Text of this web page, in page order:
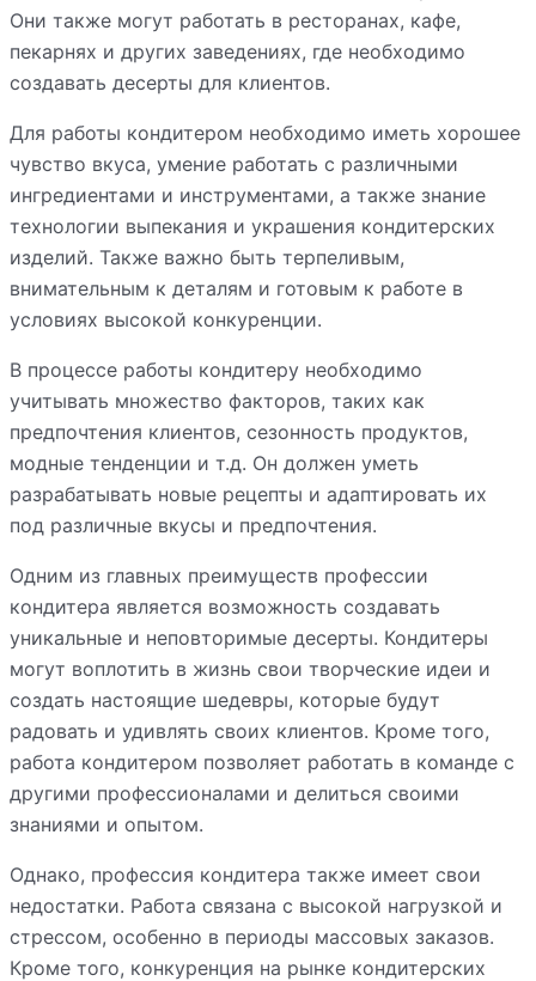
Они также могут работать в ресторанах, кафе,
пекарнях и других заведениях, где необходимо
создавать десерты для клиентов.
Для работы кондитером необходимо иметь хорошее
чувство вкуса, умение работать с различными
ингредиентами и инструментами, а также знание
технологии выпекания и украшения кондитерских
изделий. Также важно быть терпеливым,
внимательным к деталям и готовым к работе в
условиях высокой конкуренции.
В процессе работы кондитеру необходимо
учитывать множество факторов, таких как
предпочтения клиентов, сезонность продуктов,
модные тенденции и т.д. Он должен уметь
разрабатывать новые рецепты и адаптировать их
под различные вкусы и предпочтения.
Одним из главных преимуществ профессии
кондитера является возможность создавать
уникальные и неповторимые десерты. Кондитеры
могут воплотить в жизнь свои творческие идеи и
создать настоящие шедевры, которые будут
радовать и удивлять своих клиентов. Кроме того,
работа кондитером позволяет работать в команде с
другими профессионалами и делиться своими
знаниями и опытом.
Однако, профессия кондитера также имеет свои
недостатки. Работа связана с высокой нагрузкой и
стрессом, особенно в периоды массовых заказов.
Кроме того, конкуренция на рынке кондитерских